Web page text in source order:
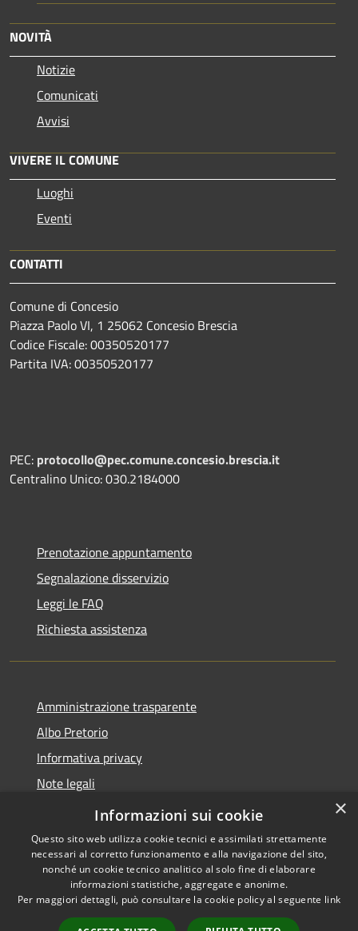
NOVITÀ
Notizie
Comunicati
Avvisi
VIVERE IL COMUNE
Luoghi
Eventi
CONTATTI
Comune di Concesio
Piazza Paolo VI, 1 25062 Concesio Brescia
Codice Fiscale: 00350520177
Partita IVA: 00350520177
PEC: protocollo@pec.comune.concesio.brescia.it
Centralino Unico: 030.2184000
Prenotazione appuntamento
Segnalazione disservizio
Leggi le FAQ
Richiesta assistenza
Amministrazione trasparente
Albo Pretorio
Informativa privacy
Note legali
Dichiarazione di accessibilità
Accessibilità
Copyright © 2021 •
Comune di Concesio •
×
Informazioni sui cookie
Questo sito web utilizza cookie tecnici e assimilati strettamente
necessari al corretto funzionamento e alla navigazione del sito,
nonché un cookie tecnico analitico al solo fine di elaborare
informazioni statistiche, aggregate e anonime.
Per maggiori dettagli, può consultare la cookie policy al seguente link